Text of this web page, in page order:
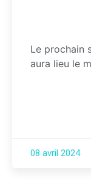
Le prochain
aura lieu le
08 avril 2024